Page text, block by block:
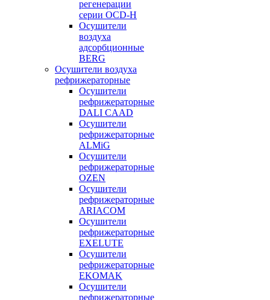
регенерации
серии OСD-H
Осушители
воздуха
адсорбционные
BERG
Осушители воздуха
рефрижераторные
Осушители
рефрижераторные
DALI CAAD
Осушители
рефрижераторные
ALMiG
Осушители
рефрижераторные
OZEN
Осушители
рефрижераторные
ARIACOM
Осушители
рефрижераторные
EXELUTE
Осушители
рефрижераторные
EKOMAK
Осушители
рефрижераторные